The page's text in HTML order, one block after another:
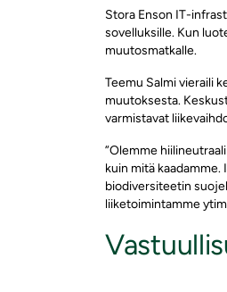
Stora Enson IT-
sovelluksille. Kun
muutosmatkalle.
Teemu Salmi vieraili
muutoksesta.
varmistavat
”Olemme
kuin mitä
biodiversiteetin
liiketoimintamme